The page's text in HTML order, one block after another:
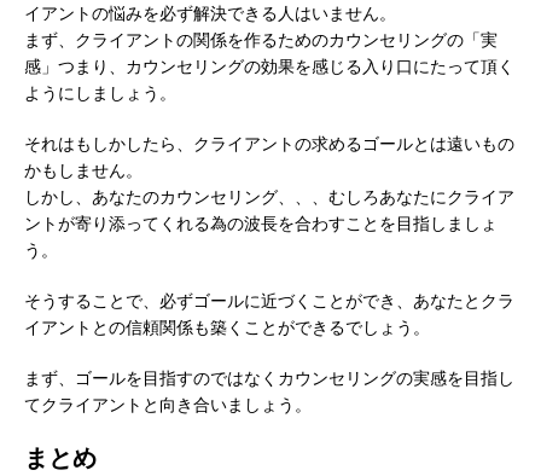
イアントの悩みを必ず解決できる人はいません。
まず、クライアントの関係を作るためのカウンセリングの「実
感」つまり、カウンセリングの効果を感じる入り口にたって頂く
ようにしましょう。
それはもしかしたら、クライアントの求めるゴールとは遠いもの
かもしません。
しかし、あなたのカウンセリング、、、むしろあなたにクライア
ントが寄り添ってくれる為の波長を合わすことを目指しましょ
う。
そうすることで、必ずゴールに近づくことができ、あなたとクラ
イアントとの信頼関係も築くことができるでしょう。
まず、ゴールを目指すのではなくカウンセリングの実感を目指し
てクライアントと向き合いましょう。
まとめ